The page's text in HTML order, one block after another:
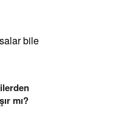
bile
mı?